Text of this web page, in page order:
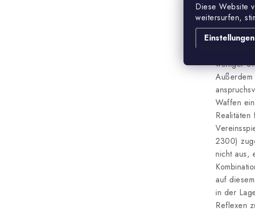
Diese Website
weitersurfen,
Einstellungen
Erwich
seines
weniger
Waffen
Realitäten
2300)
nicht aus,
auf
in der
Reflexen